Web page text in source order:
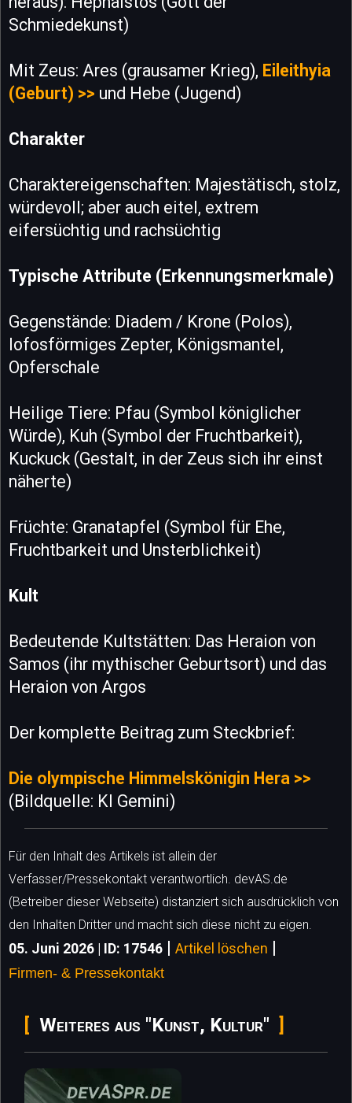
Schmiedekunst)
Mit Zeus: Ares (grausamer Krieg), Eileithyia
(Geburt) >> und Hebe (Jugend)
Charakter
Charaktereigenschaften: Majestätisch, stolz,
würdevoll; aber auch eitel, extrem
eifersüchtig und rachsüchtig
Typische Attribute (Erkennungsmerkmale)
Gegenstände: Diadem / Krone (Polos),
lofosförmiges Zepter, Königsmantel,
Opferschale
Heilige Tiere: Pfau (Symbol königlicher
Würde), Kuh (Symbol der Fruchtbarkeit),
Kuckuck (Gestalt, in der Zeus sich ihr einst
näherte)
Früchte: Granatapfel (Symbol für Ehe,
Fruchtbarkeit und Unsterblichkeit)
Kult
Bedeutende Kultstätten: Das Heraion von
Samos (ihr mythischer Geburtsort) und das
Heraion von Argos
Der komplette Beitrag zum Steckbrief:
Die olympische Himmelskönigin Hera >>
(Bildquelle: KI Gemini)
Für den Inhalt des Artikels ist allein der
Verfasser/Pressekontakt verantwortlich. devAS.de
(Betreiber dieser Webseite) distanziert sich ausdrücklich von
den Inhalten Dritter und macht sich diese nicht zu eigen.
05. Juni 2026 | ID: 17546 | Artikel löschen |
Firmen- & Pressekontakt
Weiteres aus "Kunst, Kultur"